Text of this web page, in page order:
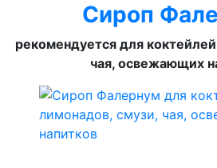
Сироп
рекомендуется для
чая, освежающих